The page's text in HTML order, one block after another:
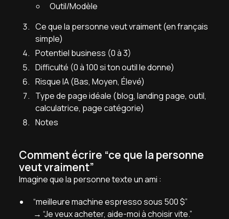
Outil/Modèle
Ce que la personne veut vraiment (en français
simple)
Potentiel business (0 à 3)
Difficulté (0 à 100 si ton outil le donne)
Risque IA (Bas, Moyen, Élevé)
Type de page idéale (blog, landing page, outil,
calculatrice, page catégorie)
Notes
Comment écrire “ce que la personne
veut vraiment”
Imagine que la personne texte un ami :
“meilleure machine espresso sous 500 $”
→ “Je veux acheter, aide-moi à choisir vite.”